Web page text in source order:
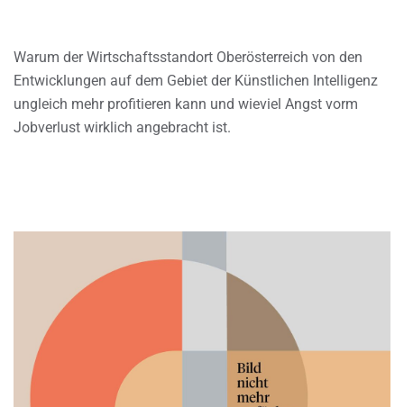
Warum der Wirtschaftsstandort Oberösterreich von den
Entwicklungen auf dem Gebiet der Künstlichen Intelligenz
ungleich mehr profitieren kann und wieviel Angst vorm
Jobverlust wirklich angebracht ist.